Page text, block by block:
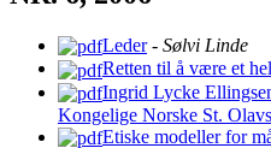
Leder- Sølvi Linde
Retten til å være et
Ingrid Lycke
Kongelige Norske St.
Etiske modeller for